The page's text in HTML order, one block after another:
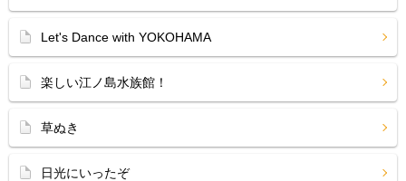
Let's Dance with YOKOHAMA
楽しい江ノ島水族館！
草ぬき
日光にいったぞ